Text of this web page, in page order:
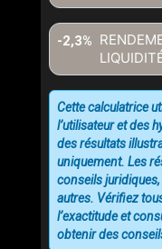
-2,3%
Cette calculatrice
l’utilisateur et des
des résultats
uniquement. Les
conseils
autres. Vérifiez
l’exactitude et
obtenir des